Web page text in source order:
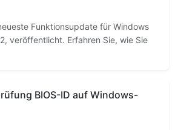
Funktionsupdate für Windows
veröffentlicht. Erfahren Sie, wie Sie
BIOS-ID auf Windows-